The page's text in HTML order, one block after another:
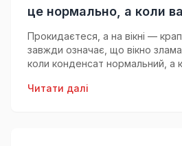
це нормально, а коли
занепокоїтися
Прокидаєтеся, а на вікні —
завжди означає, що вікно
коли конденсат нормальний, а
Читати далі